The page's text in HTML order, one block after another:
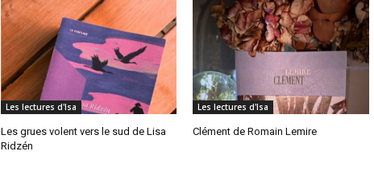
Les lectures d'Isa
Les grues volent vers le sud de Lisa
Ridzén
Les lectures d'Isa
Clément de Romain Lemire